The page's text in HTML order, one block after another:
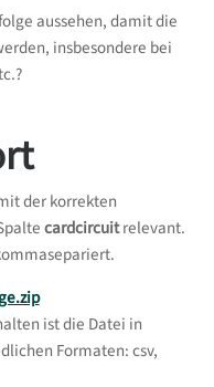
aussehen, damit die
insbesondere bei
der korrekten
cardcircuitrelevant.
ist die Datei in
Formaten: csv,